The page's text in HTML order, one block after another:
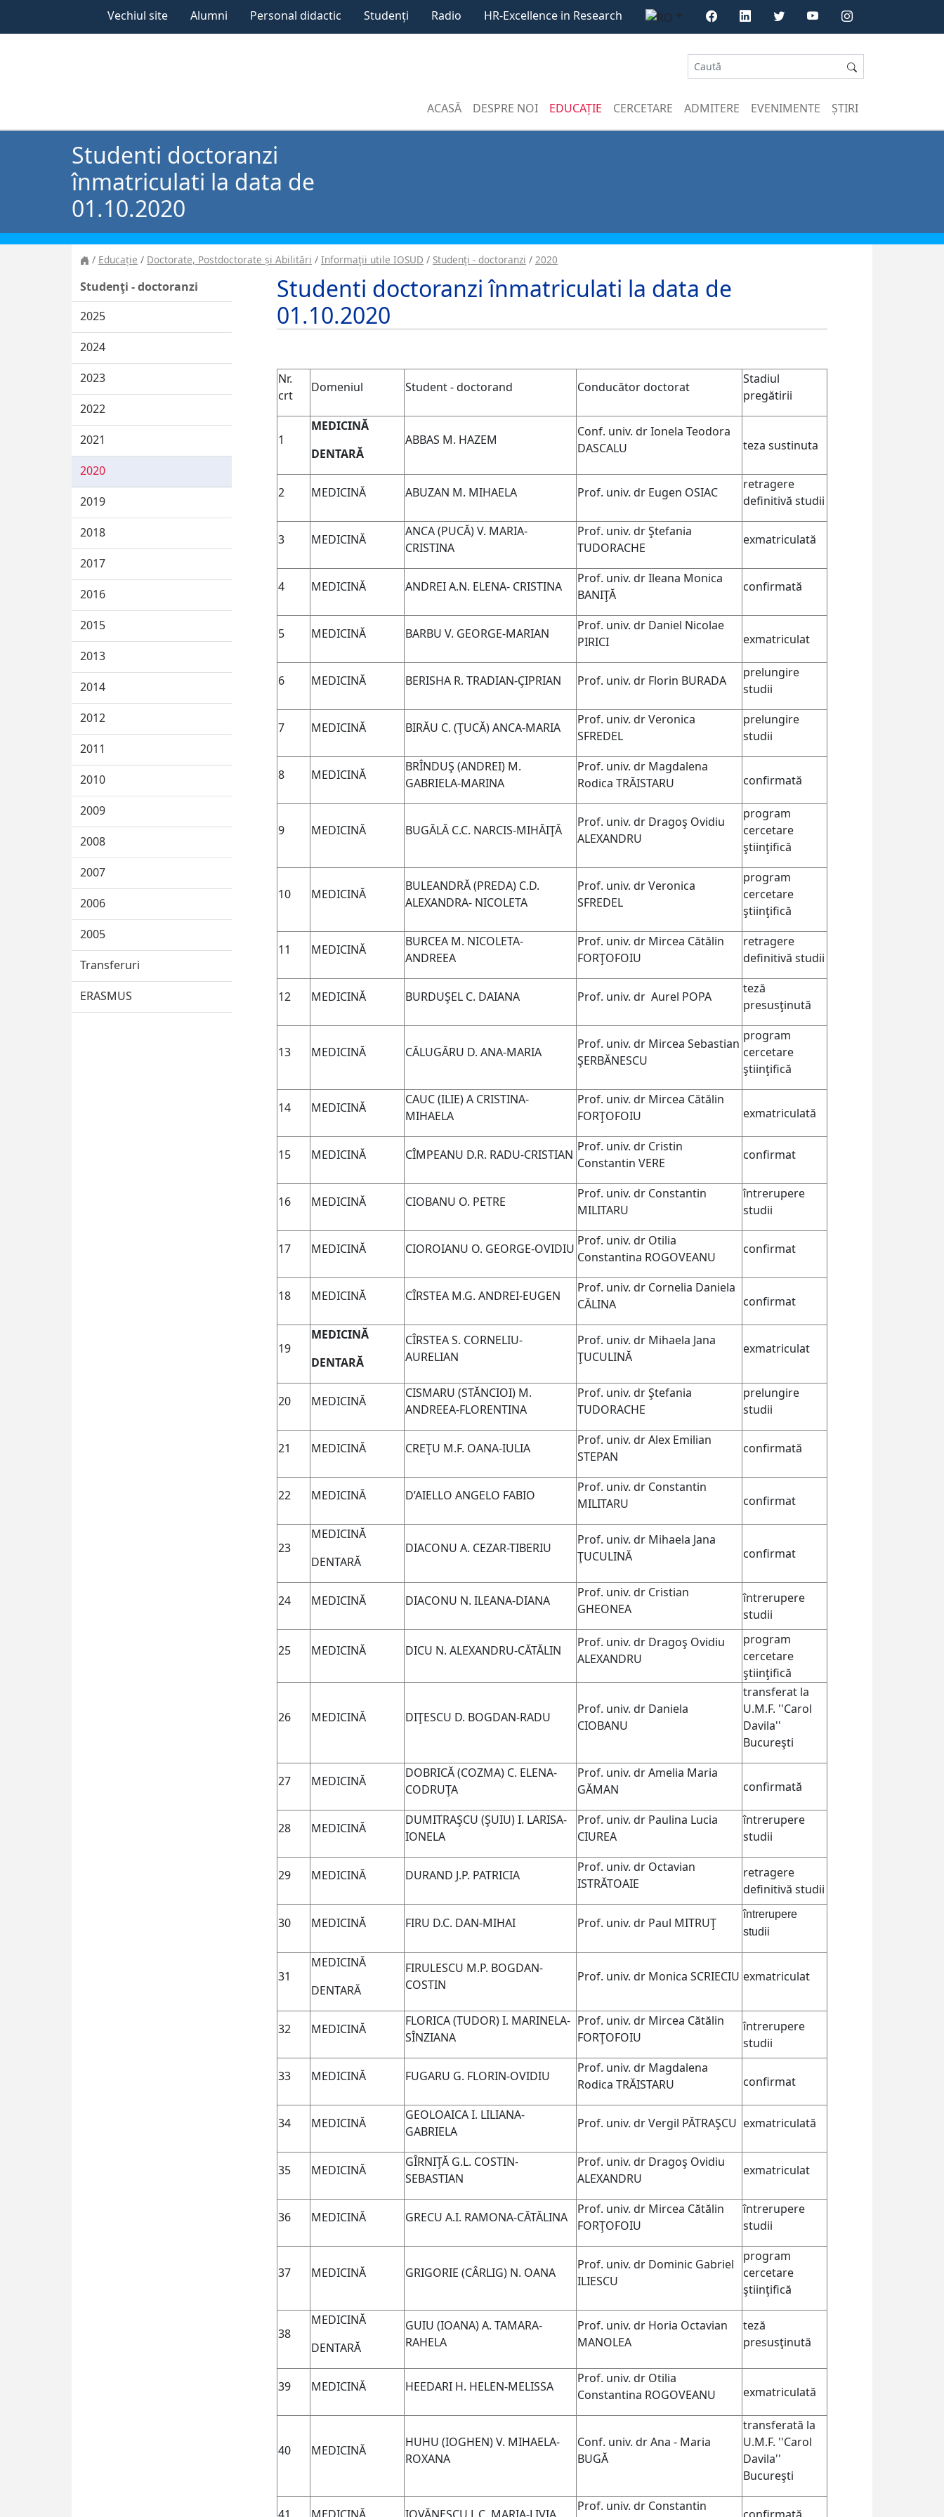
Vechiul site Alumni Personal didactic Studenți Radio HR-Excellence in Research
ACASĂ DESPRE NOI EDUCAȚIE CERCETARE ADMITERE EVENIMENTE ȘTIRI
Studenti doctoranzi
înmatriculati la data de
01.10.2020
Educație Doctorate, Postdoctorate și Abilitări Informaţii utile IOSUD Studenţi - doctoranzi 2020
Studenţi - doctoranzi
2025
2024
2023
2022
2021
2020
2019
2018
2017
2016
2015
2013
2014
2012
2011
2010
2009
2008
2007
2006
2005
Transferuri
ERASMUS
Studenti doctoranzi înmatriculati la data de
01.10.2020
Nr.
crt
Domeniul Student - doctorand Conducător doctorat
Stadiul
pregătirii
1
MEDICINĂ
DENTARĂ
ABBAS M. HAZEM
Conf. univ. dr Ionela Teodora
DASCALU
teza sustinuta
2 MEDICINĂ ABUZAN M. MIHAELA Prof. univ. dr Eugen OSIAC
retragere
definitivă studii
3 MEDICINĂ
ANCA(PUCĂ)V. MARIA-
CRISTINA
Prof. univ. dr Ştefania
TUDORACHE
exmatriculată
4 MEDICINĂ ANDREI A.N. ELENA- CRISTINA
Prof. univ. dr Ileana Monica
BANIŢĂ
confirmată
5 MEDICINĂ BARBU V. GEORGE-MARIAN
Prof. univ. dr Daniel Nicolae
PIRICI
exmatriculat
6 MEDICINĂ BERISHA R. TRADIAN-ÇIPRIAN Prof. univ. dr Florin BURADA
prelungire
studii
7 MEDICINĂ BIRĂU C. (ŢUCĂ) ANCA-MARIA
Prof. univ. dr Veronica
SFREDEL
prelungire
studii
8 MEDICINĂ
BRÎNDUŞ (ANDREI) M.
GABRIELA-MARINA
Prof. univ. dr Magdalena
Rodica TRĂISTARU
confirmată
9 MEDICINĂ BUGĂLĂ C.C. NARCIS-MIHĂIŢĂ
Prof. univ. dr Dragoş Ovidiu
ALEXANDRU
program
cercetare
ştiinţifică
10 MEDICINĂ
BULEANDRĂ(PREDA) C.D.
ALEXANDRA- NICOLETA
Prof. univ. dr Veronica
SFREDEL
program
cercetare
ştiinţifică
11 MEDICINĂ
BURCEA M. NICOLETA-
ANDREEA
Prof. univ. dr Mircea Cătălin
FORŢOFOIU
retragere
definitivă studii
12 MEDICINĂ BURDUŞEL C. DAIANA Prof. univ. dr Aurel POPA
teză
presusţinută
13 MEDICINĂ CĂLUGĂRU D. ANA-MARIA
Prof. univ. dr Mircea Sebastian
ŞERBĂNESCU
program
cercetare
ştiinţifică
14 MEDICINĂ
CAUC (ILIE) A CRISTINA-
MIHAELA
Prof. univ. dr Mircea Cătălin
FORŢOFOIU
exmatriculată
15 MEDICINĂ CÎMPEANU D.R. RADU-CRISTIAN
Prof. univ. dr Cristin
Constantin VERE
confirmat
16 MEDICINĂ CIOBANU O. PETRE
Prof. univ. dr Constantin
MILITARU
întrerupere
studii
17 MEDICINĂ CIOROIANU O. GEORGE-OVIDIU
Prof. univ. dr Otilia
Constantina ROGOVEANU
confirmat
18 MEDICINĂ CÎRSTEA M.G. ANDREI-EUGEN
Prof. univ. dr Cornelia Daniela
CĂLINA
confirmat
19
MEDICINĂ
DENTARĂ
CÎRSTEA S. CORNELIU-
AURELIAN
Prof. univ. dr Mihaela Jana
ŢUCULINĂ
exmatriculat
20 MEDICINĂ
CISMARU (STĂNCIOI) M.
ANDREEA-FLORENTINA
Prof. univ. dr Ştefania
TUDORACHE
prelungire
studii
21 MEDICINĂ CREŢU M.F. OANA-IULIA
Prof. univ. dr Alex Emilian
STEPAN
confirmată
22 MEDICINĂ D’AIELLO ANGELO FABIO
Prof. univ. dr Constantin
MILITARU
confirmat
23
MEDICINĂ
DENTARĂ
DIACONU A. CEZAR-TIBERIU
Prof. univ. dr Mihaela Jana
ŢUCULINĂ
confirmat
24 MEDICINĂ DIACONU N. ILEANA-DIANA
Prof. univ. dr Cristian
GHEONEA
întrerupere
studii
25 MEDICINĂ DICU N. ALEXANDRU-CĂTĂLIN
Prof. univ. dr Dragoş Ovidiu
ALEXANDRU
program
cercetare
ştiinţifică
26 MEDICINĂ DIŢESCU D. BOGDAN-RADU
Prof. univ. dr Daniela
CIOBANU
transferat la
U.M.F. ''Carol
Davila''
Bucureşti
27 MEDICINĂ
DOBRICĂ (COZMA) C. ELENA-
CODRUŢA
Prof. univ. dr Amelia Maria
GĂMAN
confirmată
28 MEDICINĂ
DUMITRAŞCU (ŞUIU)I. LARISA-
IONELA
Prof. univ. dr Paulina Lucia
CIUREA
întrerupere
studii
29 MEDICINĂ DURAND J.P. PATRICIA
Prof. univ. dr Octavian
ISTRĂTOAIE
retragere
definitivă studii
30 MEDICINĂ FIRU D.C. DAN-MIHAI Prof. univ. dr Paul MITRUŢ
întrerupere
studii
31
MEDICINĂ
DENTARĂ
FIRULESCU M.P. BOGDAN-
COSTIN
Prof. univ. dr Monica SCRIECIU exmatriculat
32 MEDICINĂ
FLORICA(TUDOR)I. MARINELA-
SÎNZIANA
Prof. univ. dr Mircea Cătălin
FORŢOFOIU
întrerupere
studii
33 MEDICINĂ FUGARU G. FLORIN-OVIDIU
Prof. univ. dr Magdalena
Rodica TRĂISTARU
confirmat
34 MEDICINĂ
GEOLOAICA I. LILIANA-
GABRIELA
Prof. univ. dr Vergil PĂTRAŞCU exmatriculată
35 MEDICINĂ
GÎRNIŢĂ G.L. COSTIN-
SEBASTIAN
Prof. univ. dr Dragoş Ovidiu
ALEXANDRU
exmatriculat
36 MEDICINĂ GRECU A.I. RAMONA-CĂTĂLINA
Prof. univ. dr Mircea Cătălin
FORŢOFOIU
întrerupere
studii
37 MEDICINĂ GRIGORIE (CÂRLIG) N. OANA
Prof. univ. dr Dominic Gabriel
ILIESCU
program
cercetare
ştiinţifică
38
MEDICINĂ
DENTARĂ
GUIU (IOANA)A. TAMARA-
RAHELA
Prof. univ. dr Horia Octavian
MANOLEA
teză
presusţinută
39 MEDICINĂ HEEDARI H. HELEN-MELISSA
Prof. univ. dr Otilia
Constantina ROGOVEANU
exmatriculată
40 MEDICINĂ
HUHU (IOGHEN)V. MIHAELA-
ROXANA
Conf. univ. dr Ana - Maria
BUGĂ
transferată la
U.M.F. ''Carol
Davila''
Bucureşti
Prof. univ. dr Constantin